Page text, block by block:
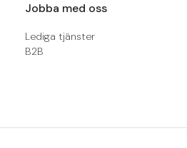
Jobba med oss
Lediga tjänster
B2B